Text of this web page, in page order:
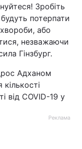
Зробіть
потерпати
або
незважаючи
Гінзбург.
Адханом
від COVID-19 у
Реклама